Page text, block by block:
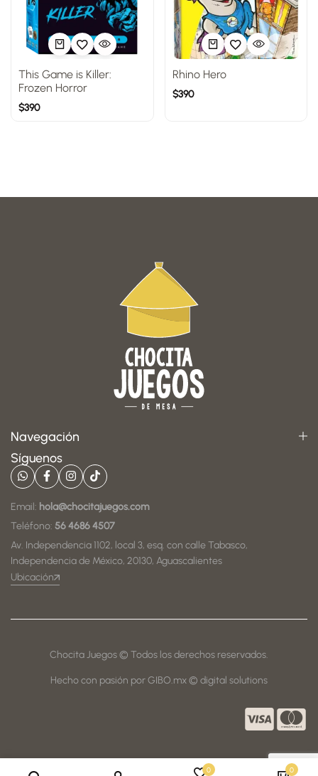
This Game is Killer:
Frozen Horror
$390
Rhino Hero
$390
Navegación
Síguenos
Email: hola@chocitajuegos.com
Teléfono: 56 4686 4507
Av. Independencia 1102, local 3, esq. con calle Tabasco,
Independencia de México, 20130, Aguascalientes
Ubicación
Chocita Juegos © Todos los derechos reservados.
Hecho con pasión por GIBO.mx © digital solutions
0 0